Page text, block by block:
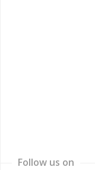
Follow us on